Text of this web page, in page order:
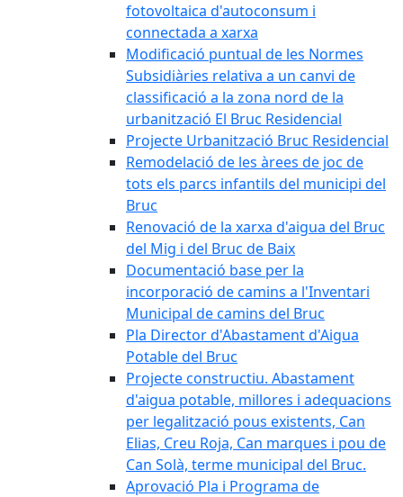
fotovoltaica d'autoconsum i
connectada a xarxa
Modificació puntual de les Normes
Subsidiàries relativa a un canvi de
classificació a la zona nord de la
urbanització El Bruc Residencial
Projecte Urbanització Bruc Residencial
Remodelació de les àrees de joc de
tots els parcs infantils del municipi del
Bruc
Renovació de la xarxa d'aigua del Bruc
del Mig i del Bruc de Baix
Documentació base per la
incorporació de camins a l'Inventari
Municipal de camins del Bruc
Pla Director d'Abastament d'Aigua
Potable del Bruc
Projecte constructiu. Abastament
d'aigua potable, millores i adequacions
per legalització pous existents, Can
Elias, Creu Roja, Can marques i pou de
Can Solà, terme municipal del Bruc.
Aprovació Pla i Programa de